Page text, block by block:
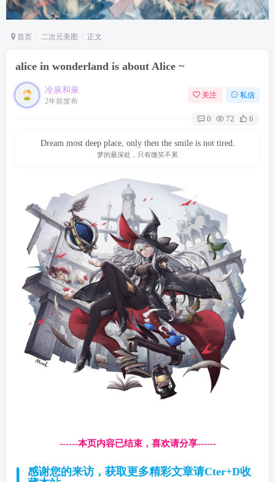
首页 二次元美图 正文
alice in wonderland is about Alice ~
冷泉和泉
2年前发布
关注 私信
0 72 6
Dream most deep place, only then the smile is not tired.
梦的最深处，只有微笑不累
------本页内容已结束，喜欢请分享------
感谢您的来访，获取更多精彩文章请Cter+D收